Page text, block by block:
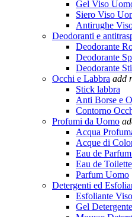
Gel Viso
Siero Viso
Antirughe
Deodoranti e
Deodorante
Deodorante
Deodorante
Occhi e Labbra add
Stick labbra
Anti Borse e
Contorno
Profumi da Uomo
Acqua
Acque di
Eau de
Eau de
Parfum Uomo
Detergenti ed
Esfoliante
Gel